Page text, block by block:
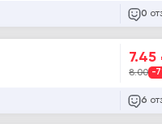
0
7.45
8.00 -
6